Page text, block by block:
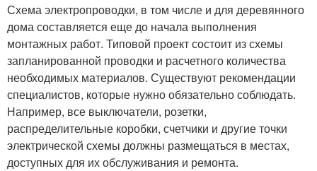
Схема электропроводки, в том числе и для деревянного
дома составляется еще до начала выполнения
монтажных работ. Типовой проект состоит из схемы
запланированной проводки и расчетного количества
необходимых материалов. Существуют рекомендации
специалистов, которые нужно обязательно соблюдать.
Например, все выключатели, розетки,
распределительные коробки, счетчики и другие точки
электрической схемы должны размещаться в местах,
доступных для их обслуживания и ремонта.